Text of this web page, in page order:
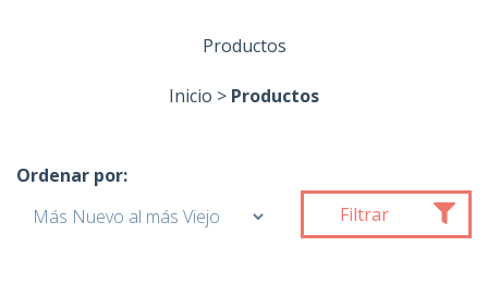
Productos
Inicio > Productos
Ordenar por:
Filtrar